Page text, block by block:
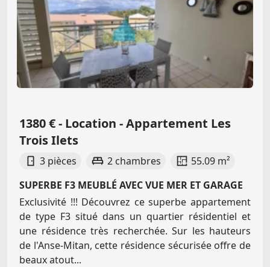
1380 € - Location - Appartement Les
Trois Ilets
3 pièces 2 chambres
55.09 m²
SUPERBE F3 MEUBLÉ AVEC VUE MER ET GARAGE
Exclusivité !!! Découvrez ce superbe appartement
de type F3 situé dans un quartier résidentiel et
une résidence très recherchée. Sur les hauteurs
de l'Anse-Mitan, cette résidence sécurisée offre de
beaux atout...